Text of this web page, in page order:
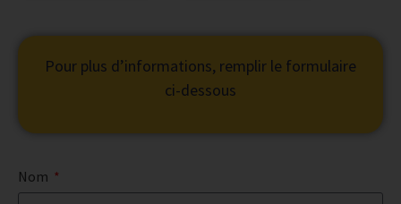
Pour plus d’informations, remplir le formulaire
ci-dessous
Nom